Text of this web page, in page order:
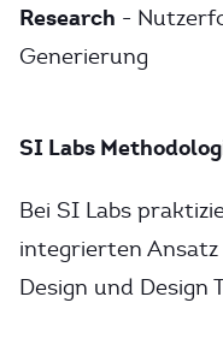
Research -
Generierung
SI Labs
Bei SI Labs
integrierten Ansatz
Design und Design